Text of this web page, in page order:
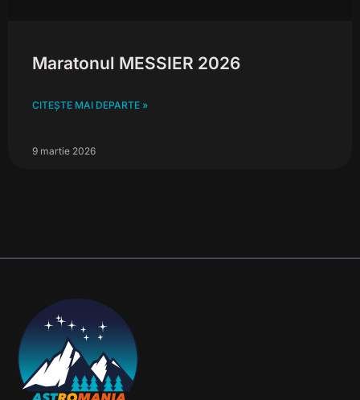
Maratonul MESSIER 2026
CITEȘTE MAI DEPARTE »
9 martie 2026